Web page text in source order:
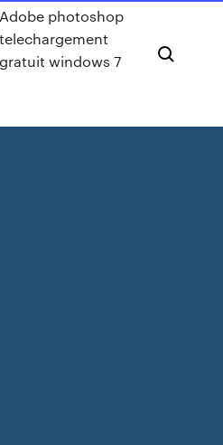
Adobe photoshop
telechargement
gratuit windows 7